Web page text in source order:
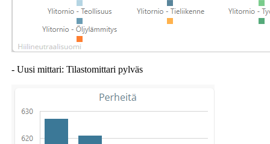
- Uusi mittari: Tilastomittari pylväs